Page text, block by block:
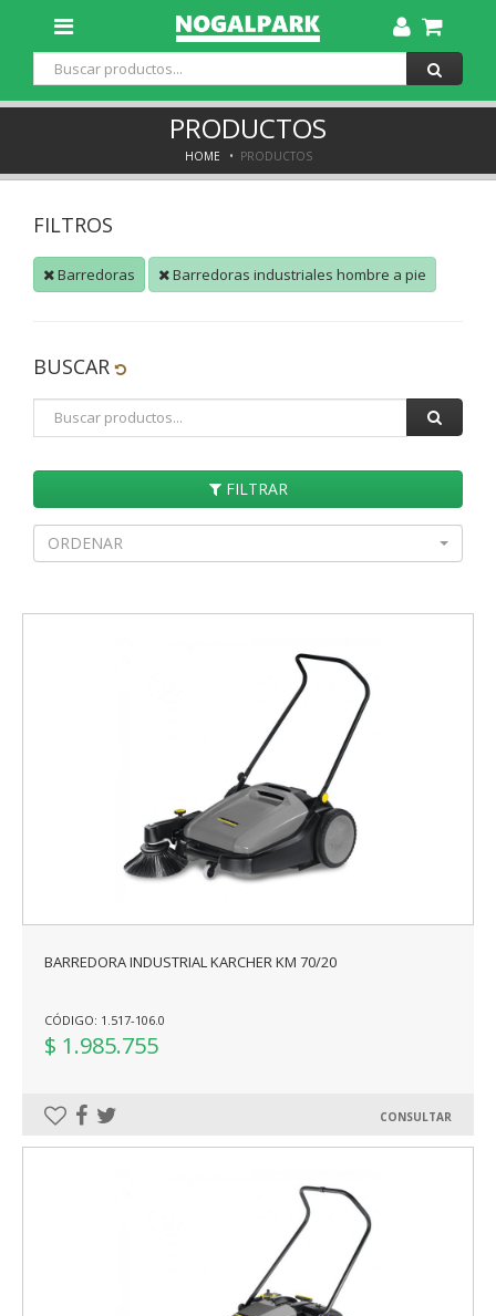
Toggle
Dropdown
PRODUCTOS
HOME PRODUCTOS
FILTROS
Barredoras Barredoras industriales hombre a pie
BUSCAR
FILTRAR
ORDENAR
BARREDORA INDUSTRIAL KARCHER KM 70/20
CÓDIGO: 1.517-106.0
$ 1.985.755
CONSULTAR